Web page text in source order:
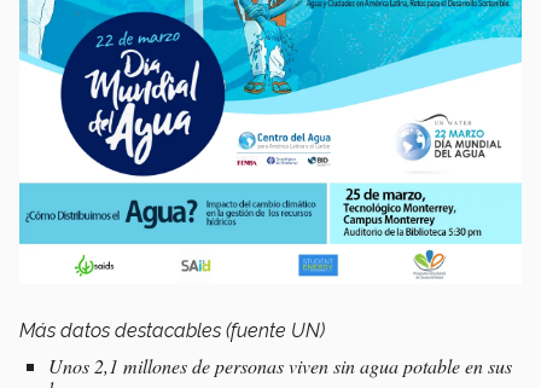
Más datos destacables (fuente UN)
Unos 2,1 millones de personas viven sin agua potable en sus